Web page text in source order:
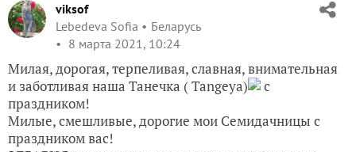
viksof
Lebedeva Sofia
Беларусь
8 марта 2021, 10:24
Милая, дорогая, терпеливая, славная, внимательная
и заботливая наша Танечка ( Таngeya)
с
праздником!
Милые, смешливые, дорогие мои Семидачницы с
праздником вас!